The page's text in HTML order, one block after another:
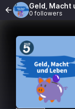
Geld, Macht
0 followers